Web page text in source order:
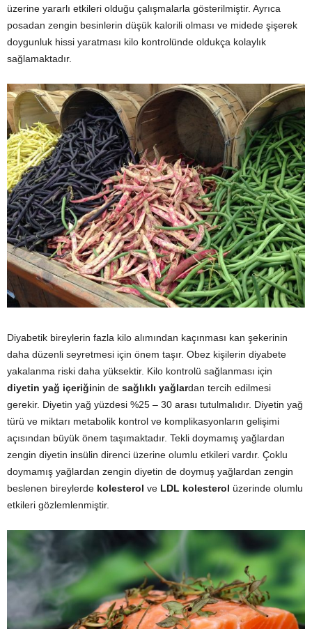
üzerine yararlı etkileri olduğu çalışmalarla gösterilmiştir. Ayrıca
posadan zengin besinlerin düşük kalorili olması ve midede şişerek
doygunluk hissi yaratması kilo kontrolünde oldukça kolaylık
sağlamaktadır.
Diyabetik bireylerin fazla kilo alımından kaçınması kan şekerinin
daha düzenli seyretmesi için önem taşır. Obez kişilerin diyabete
yakalanma riski daha yüksektir. Kilo kontrolü sağlanması için
diyetin yağ içeriğinin de sağlıklı yağlardan tercih edilmesi
gerekir. Diyetin yağ yüzdesi %25 – 30 arası tutulmalıdır. Diyetin yağ
türü ve miktarı metabolik kontrol ve komplikasyonların gelişimi
açısından büyük önem taşımaktadır. Tekli doymamış yağlardan
zengin diyetin insülin direnci üzerine olumlu etkileri vardır. Çoklu
doymamış yağlardan zengin diyetin de doymuş yağlardan zengin
beslenen bireylerde kolesterol ve LDL kolesterol üzerinde olumlu
etkileri gözlemlenmiştir.